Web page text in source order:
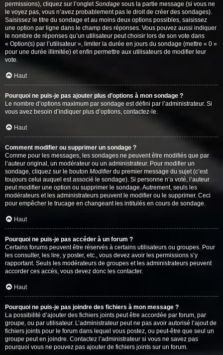
permissions), cliquez sur l’ongletSondage sous la partie message (si vous ne
le voyez pas, vous n’avez probablement pas le droit de créer des sondages).
Saisissez le titre du sondage et au moins deux options possibles, saisissez
une option par ligne dans le champ des réponses. Vous pouvez aussi indiquer
le nombre de réponses qu’un utilisateur peut choisir lors de son vote dans
« Option(s) par l’utilisateur », limiter la durée en jours du sondage (mettre « 0 »
pour une durée illimitée) et enfin permettre aux utilisateurs de modifier leur
vote.
Haut
Pourquoi ne puis-je pas ajouter plus d’options à mon sondage ?
Le nombre d’options maximum par sondage est défini par l’administrateur. Si
vous avez besoin d’indiquer plus d’options, contactez-le.
Haut
Comment modifier ou supprimer un sondage ?
Comme pour les messages, les sondages ne peuvent être modifiés que par
l’auteur original, un modérateur ou un administrateur. Pour modifier un
sondage, cliquez sur le bouton Modifierdu premier message du sujet (c’est
toujours celui auquel est associé le sondage). Si personne n’a voté, l’auteur
peut modifier une option ou supprimer le sondage. Autrement, seuls les
modérateurs et les administrateurs peuvent le modifier ou le supprimer. Ceci
pour empêcher le trucage en changeant les intitulés en cours de sondage.
Haut
Pourquoi ne puis-je pas accéder à un forum ?
Certains forums peuvent être réservés à certains utilisateurs ou groupes. Pour
les consulter, les lire, y poster, etc., vous devez avoir les permissions s’y
rapportant. Seuls les modérateurs de groupes et les administrateurs peuvent
accorder ces accès, vous devez donc les contacter.
Haut
Pourquoi ne puis-je pas joindre des fichiers à mon message ?
La possibilité d’ajouter des fichiers joints peut être accordée par forum, par
groupe, ou par utilisateur. L’administrateur peut ne pas avoir autorisé l’ajout de
fichiers joints pour le forum dans lequel vous postez, ou peut-être que seul un
groupe peut en joindre. Contactez l’administrateur si vous ne savez pas
pourquoi vous ne pouvez pas ajouter de fichiers joints sur un forum.